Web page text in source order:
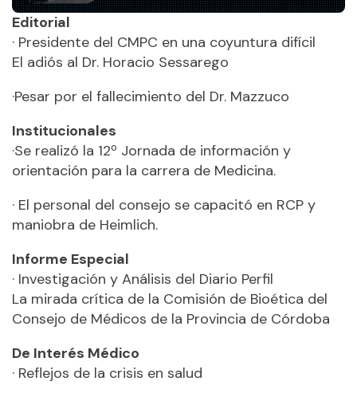
Editorial
· Presidente del CMPC en una coyuntura difícil
El adiós al Dr. Horacio Sessarego
·Pesar por el fallecimiento del Dr. Mazzuco
Institucionales
·Se realizó la 12º Jornada de información y
orientación para la carrera de Medicina.
· El personal del consejo se capacitó en RCP y
maniobra de Heimlich.
Informe Especial
· Investigación y Análisis del Diario Perfil
La mirada crítica de la Comisión de Bioética del
Consejo de Médicos de la Provincia de Córdoba
De Interés Médico
· Reflejos de la crisis en salud